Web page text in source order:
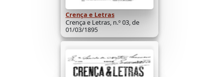
Crença e Letras
Crença e Letras, n.º 03, de
01/03/1895